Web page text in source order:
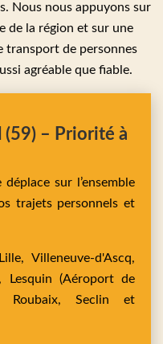
Nous nous appuyons sur
de la région et sur une
transport de personnes
agréable que fiable.
(59) – Priorité à
sur l’ensemble
trajets personnels et
Villeneuve-d'Ascq,
Lesquin (Aéroport de
Roubaix, Seclin et